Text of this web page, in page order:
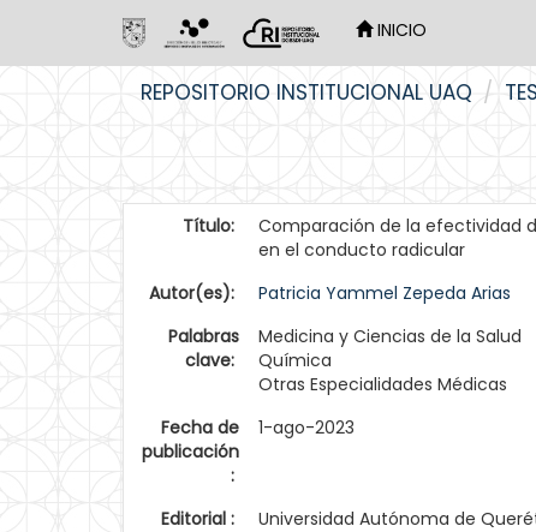
INICIO
REPOSITORIO INSTITUCIONAL UAQ
Título:
Comparación de la efectividad
en el conducto radicular
Autor(es):
Patricia Yammel Zepeda Arias
Palabras
clave:
Medicina y Ciencias de la Salud
Química
Otras Especialidades Médicas
Fecha de
publicación
:
1-ago-2023
Editorial :
Universidad Autónoma de